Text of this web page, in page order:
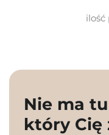
ilość
Nie ma
który Cię